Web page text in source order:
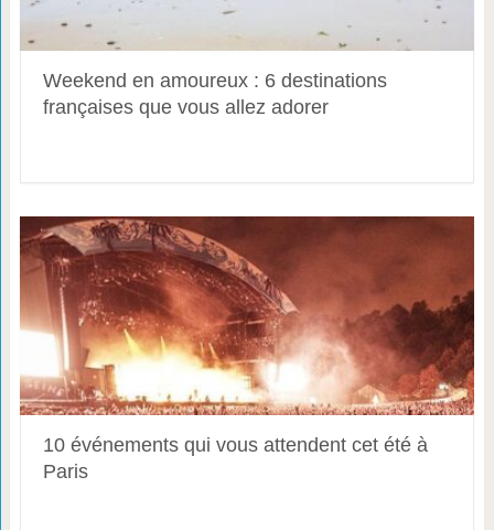
Weekend en amoureux : 6 destinations
françaises que vous allez adorer
10 événements qui vous attendent cet été à
Paris